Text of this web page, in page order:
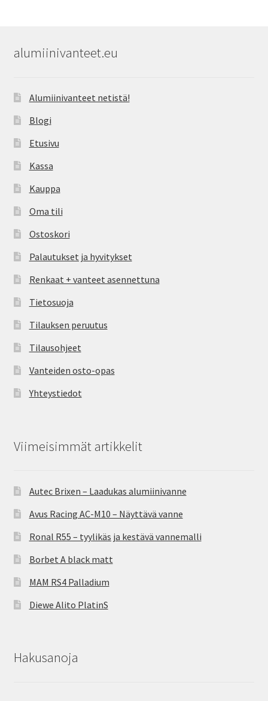
alumiinivanteet.eu
Alumiinivanteet netistä!
Blogi
Etusivu
Kassa
Kauppa
Oma tili
Ostoskori
Palautukset ja hyvitykset
Renkaat + vanteet asennettuna
Tietosuoja
Tilauksen peruutus
Tilausohjeet
Vanteiden osto-opas
Yhteystiedot
Viimeisimmät artikkelit
Autec Brixen – Laadukas alumiinivanne
Avus Racing AC-M10 – Näyttävä vanne
Ronal R55 – tyylikäs ja kestävä vannemalli
Borbet A black matt
MAM RS4 Palladium
Diewe Alito PlatinS
Hakusanoja